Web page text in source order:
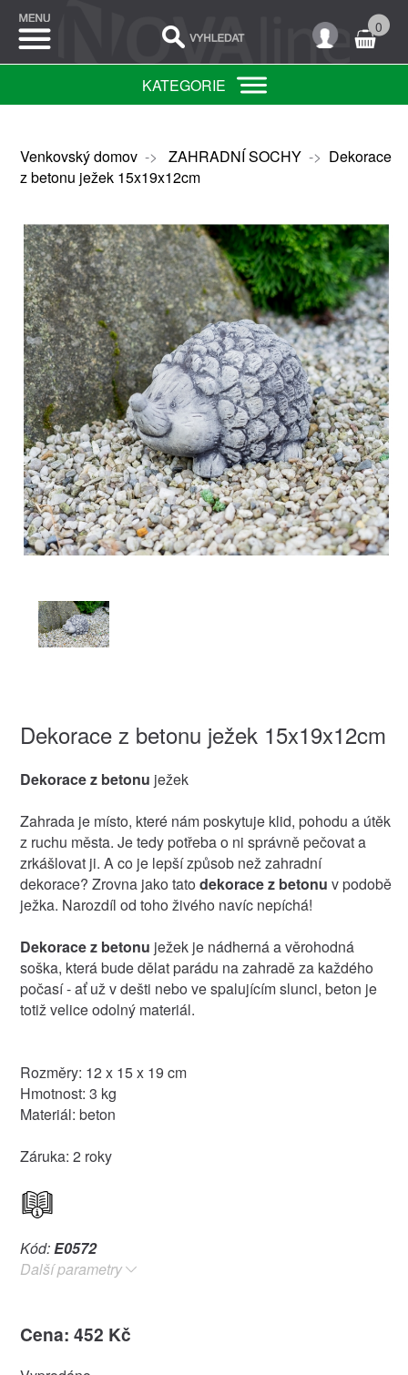
0
KATEGORIE
Venkovský domov-> ZAHRADNÍ SOCHY-> Dekorace
z betonu ježek 15x19x12cm
Dekorace z betonu ježek 15x19x12cm
Dekorace z betonu ježek
Zahrada je místo, které nám poskytuje klid, pohodu a útěk
z ruchu města. Je tedy potřeba o ni správně pečovat a
zrkášlovat ji. A co je lepší způsob než zahradní
dekorace? Zrovna jako tato dekorace z betonu v podobě
ježka. Narozdíl od toho živého navíc nepíchá!
Dekorace z betonu ježek je nádherná a věrohodná
soška, která bude dělat parádu na zahradě za každého
počasí - ať už v dešti nebo ve spalujícím slunci, beton je
totiž velice odolný materiál.
Rozměry: 12 x 15 x 19 cm
Hmotnost: 3 kg
Materiál: beton
Záruka: 2 roky
Kód:E0572
Další parametry
Cena: 452 Kč